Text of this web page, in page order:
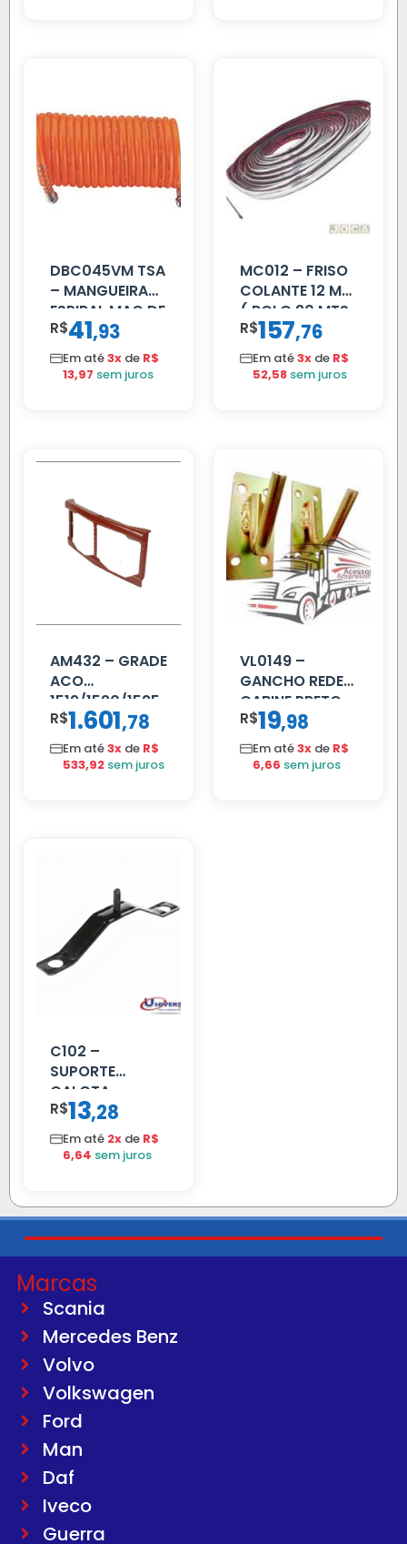
DBC045VM TSA
– MANGUEIRA
ESPIRAL MAO DE
AMIGO UNIV 16
MM 4.5MTS
VERMELHA
R$41,93
Em até3x de R$
13,97 sem juros
MC012 – FRISO
COLANTE 12 MM
( ROLO 20 MTS
)
R$157,76
Em até3x de R$
52,58 sem juros
AM432 – GRADE
ACO
1519/1520/1525
R$1.601,78
Em até3x de R$
533,92 sem juros
VL0149 –
GANCHO REDE
CABINE PRETO
R$19,98
Em até3x de R$
6,66 sem juros
C102 –
SUPORTE
CALOTA
DIANTEIRA
RODA 10 FUROS
R$13,28
Em até 2x de R$
6,64 sem juros
Marcas
Scania
Mercedes Benz
Volvo
Volkswagen
Ford
Man
Daf
Iveco
Guerra